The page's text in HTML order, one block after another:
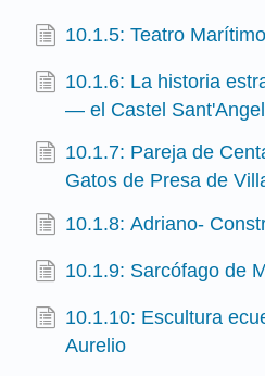
10.1.5: Teatro
10.1.6: La historia
— el Castel
10.1.7: Pareja de
Gatos de Presa de
10.1.8: Adriano-
10.1.9: Sarcófago de
10.1.10: Escultura
Aurelio